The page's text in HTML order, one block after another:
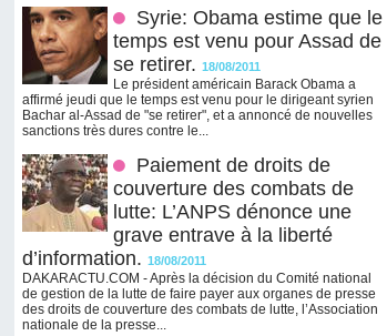
Syrie: Obama estime que le
temps est venu pour Assad de
se retirer. 18/08/2011
Le président américain Barack Obama a
affirmé jeudi que le temps est venu pour le dirigeant syrien
Bachar al-Assad de "se retirer", et a annoncé de nouvelles
sanctions très dures contre le...
Paiement de droits de
couverture des combats de
lutte: L’ANPS dénonce une
grave entrave à la liberté
d’information. 18/08/2011
DAKARACTU.COM - Après la décision du Comité national
de gestion de la lutte de faire payer aux organes de presse
des droits de couverture des combats de lutte, l’Association
nationale de la presse...